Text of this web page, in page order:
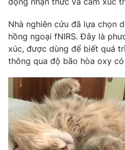
Video
VTV Money
VTV Sức khoẻ
Thị trường 24h
VTV4
Nhà nghiên cứu đã lựa chọn
hồng ngoại fNIRS. Đây là
xúc, được dùng để biết quá
thông qua độ bão hòa oxy